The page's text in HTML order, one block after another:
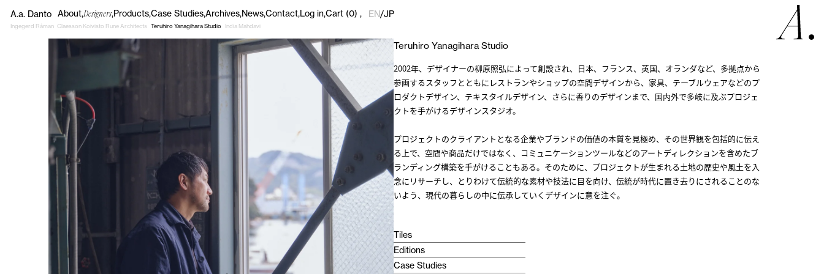
A.a. Danto About Designers
Ingegerd Råman Claesson Koivisto Rune Architects Teruhiro Yanagihara Studio India Mahdavi
ProductsCase StudiesArchives NewsContact Log inCart (0) EN/JP
Teruhiro Yanagihara Studio
2002年、デザイナーの柳原照弘によって創設され、日本、フランス、英国、オランダなど、多拠点から
参画するスタッフとともにレストランやショップの空間デザインから、家具、テーブルウェアなどのプ
ロダクトデザイン、テキスタイルデザイン、さらに香りのデザインまで、国内外で多岐に及ぶプロジェ
クトを手がけるデザインスタジオ。
プロジェクトのクライアントとなる企業やブランドの価値の本質を見極め、その世界観を包括的に伝え
る上で、空間や商品だけではなく、コミュニケーションツールなどのアートディレクションを含めたブ
ランディング構築を手がけることもある。そのために、プロジェクトが生まれる土地の歴史や風土を入
念にリサーチし、とりわけて伝統的な素材や技法に目を向け、伝統が時代に置き去りにされることのな
いよう、現代の暮らしの中に伝承していくデザインに意を注ぐ。
Tiles
Editions
Case Studies